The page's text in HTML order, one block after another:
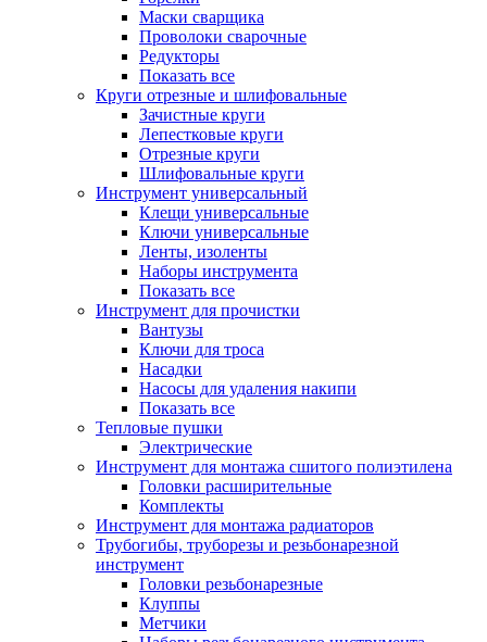
Маски сварщика
Проволоки сварочные
Редукторы
Показать все
Круги отрезные и шлифовальные
Зачистные круги
Лепестковые круги
Отрезные круги
Шлифовальные круги
Инструмент универсальный
Клещи универсальные
Ключи универсальные
Ленты, изоленты
Наборы инструмента
Показать все
Инструмент для прочистки
Вантузы
Ключи для троса
Насадки
Насосы для удаления накипи
Показать все
Тепловые пушки
Электрические
Инструмент для монтажа сшитого полиэтилена
Головки расширительные
Комплекты
Инструмент для монтажа радиаторов
Трубогибы, труборезы и резьбонарезной
инструмент
Головки резьбонарезные
Клуппы
Метчики